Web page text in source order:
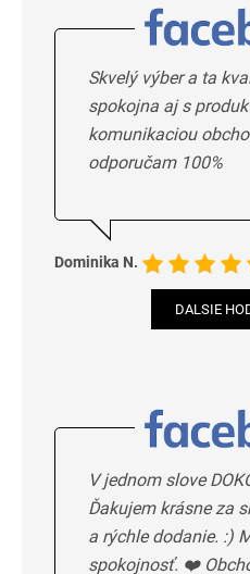
Skvelý výber a ta
spokojna aj s
komunikaciou
odporučam 100%
Dominika N.
DALSIE
V jednom slove
Ďakujem krásne za
a rýchle dodanie. :)
spokojnosť. ❤️